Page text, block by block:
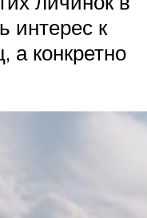
интерес к
а конкретно